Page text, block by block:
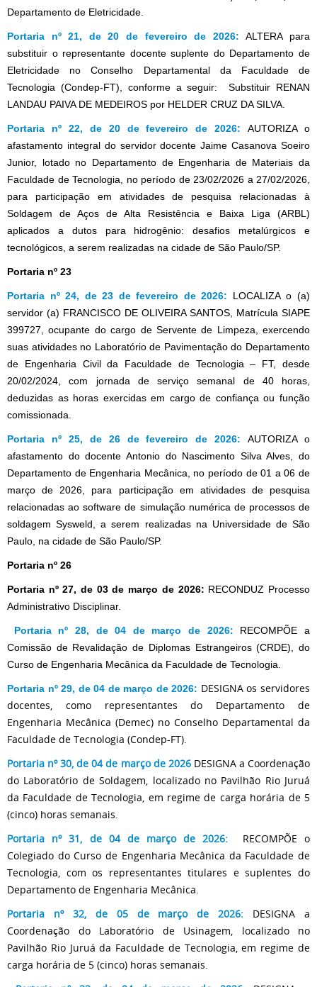
Departamento de Eletricidade.
Portaria nº 21, de 20 de fevereiro de 2026: ALTERA para
substituir o representante docente suplente do Departamento de
Eletricidade no Conselho Departamental da Faculdade de
Tecnologia (Condep-FT), conforme a seguir: Substituir RENAN
LANDAU PAIVA DE MEDEIROS por HELDER CRUZ DA SILVA.
Portaria nº 22, de 20 de fevereiro de 2026:
AUTORIZA o
afastamento integral do servidor docente Jaime Casanova Soeiro
Junior, lotado no Departamento de Engenharia de Materiais da
Faculdade de Tecnologia, no período de 23/02/2026 a 27/02/2026,
para participação em atividades de pesquisa relacionadas à
Soldagem de Aços de Alta Resistência e Baixa Liga (ARBL)
aplicados a dutos para hidrogênio: desafios metalúrgicos e
tecnológicos, a serem realizadas na cidade de São Paulo/SP.
Portaria nº 23
Portaria nº 24, de 23 de fevereiro de 2026:
LOCALIZA o (a)
servidor (a) FRANCISCO DE OLIVEIRA SANTOS, Matrícula SIAPE
399727, ocupante do cargo de Servente de Limpeza, exercendo
suas atividades no Laboratório de Pavimentação do Departamento
de Engenharia Civil da Faculdade de Tecnologia – FT, desde
20/02/2024, com jornada de serviço semanal de 40 horas,
deduzidas as horas exercidas em cargo de confiança ou função
comissionada.
Portaria nº 25, de 26 de fevereiro de 2026:
AUTORIZA o
afastamento do docente Antonio do Nascimento Silva Alves, do
Departamento de Engenharia Mecânica, no período de 01 a 06 de
março de 2026, para participação em atividades de pesquisa
relacionadas ao software de simulação numérica de processos de
soldagem Sysweld, a serem realizadas na Universidade de São
Paulo, na cidade de São Paulo/SP.
Portaria nº 26
Portaria nº 27, de 03 de março de 2026: RECONDUZ Processo
Administrativo Disciplinar.
Portaria nº 28, de 04 de março de 2026:
RECOMPÕE a
Comissão de Revalidação de Diplomas Estrangeiros (CRDE), do
Curso de Engenharia Mecânica da Faculdade de Tecnologia.
Portaria nº 29, de 04 de março de 2026: DESIGNA os servidores
docentes, como representantes do Departamento de
Engenharia Mecânica (Demec) no Conselho Departamental da
Faculdade de Tecnologia (Condep-FT).
Portaria nº 30, de 04 de março de 2026 DESIGNA a Coordenação
do Laboratório de Soldagem, localizado no Pavilhão Rio Juruá
da Faculdade de Tecnologia, em regime de carga horária de 5
(cinco) horas semanais.
Portaria nº 31, de 04 de março de 2026:
RECOMPÕE o
Colegiado do Curso de Engenharia Mecânica da Faculdade de
Tecnologia, com os representantes titulares e suplentes do
Departamento de Engenharia Mecânica.
Portaria nº 32, de 05 de março de 2026: DESIGNA a
Coordenação do Laboratório de Usinagem, localizado no
Pavilhão Rio Juruá da Faculdade de Tecnologia, em regime de
carga horária de 5 (cinco) horas semanais.